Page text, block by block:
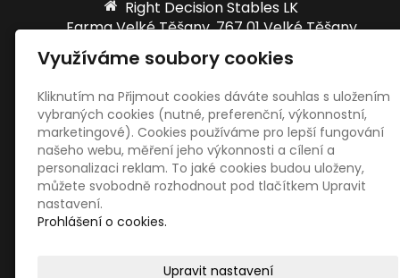
Right Decision Stables LK
Farma Velké Těšany, 767 01 Velké Těšany
info@rdsstables.com
00420 727 976 956
Sociální sítě
Využíváme soubory cookies
Kliknutím na Přijmout cookies dáváte souhlas s uložením
vybraných cookies (nutné, preferenční, výkonnostní,
marketingové). Cookies používáme pro lepší fungování
našeho webu, měření jeho výkonnosti a cílení a
personalizaci reklam. To jaké cookies budou uloženy,
můžete svobodně rozhodnout pod tlačítkem Upravit
nastavení.
Prohlášení o cookies.
Upravit nastavení